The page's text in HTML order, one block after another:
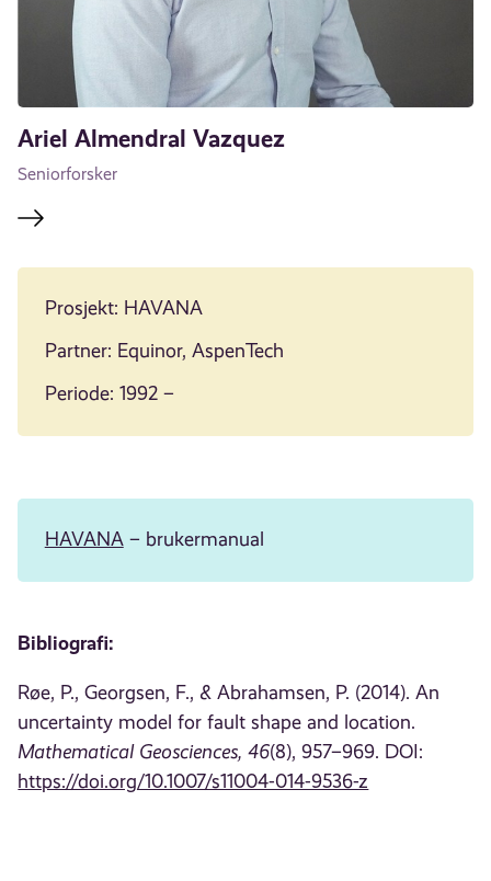
Ariel Almendral Vazquez
Seniorforsker
Prosjekt: HAVANA
Partner: Equinor, AspenTech
Periode: 1992 –
HAVANA– brukermanual
Bibliografi:
Røe, P., Georgsen, F., & Abrahamsen, P. (2014). An
uncertainty model for fault shape and location.
Mathematical Geosciences, 46(8), 957–969. DOI:
https://doi.org/10.1007/s11004-014-9536-z